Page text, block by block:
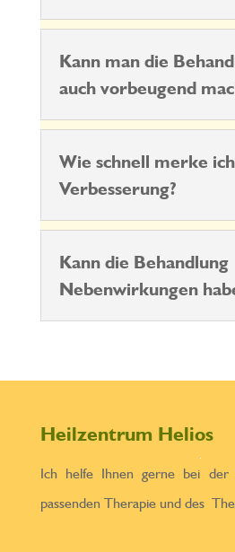
Kann man die
auch vorbeugend
Wie schnell merke
Verbesserung?
Kann die Behandlung
Nebenwirkungen
Heilzentrum Helios
Ich helfe Ihnen gerne bei
passenden Therapie und des